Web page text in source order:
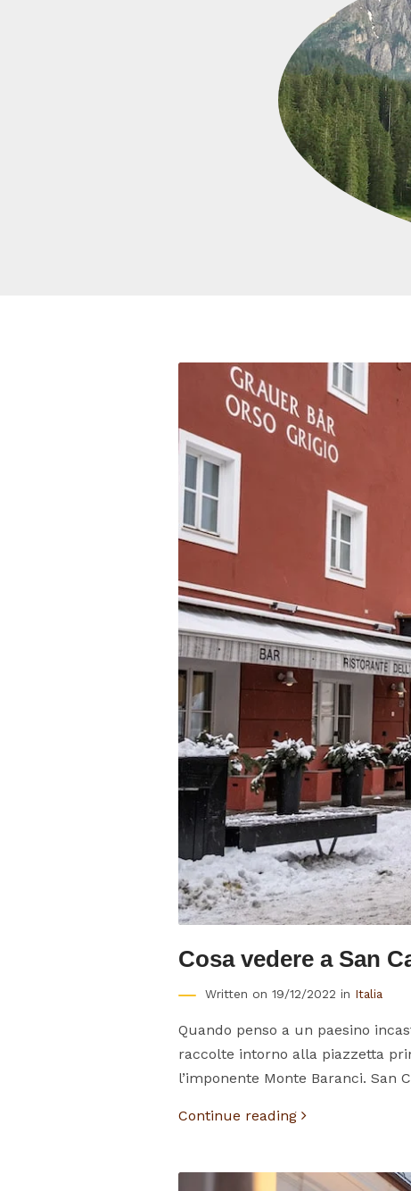
Cosa vedere a San
Written on 19/12/2022 in Italia
Quando penso a un paesino
raccolte intorno alla piazzetta
l’imponente Monte Baranci.
Continue reading